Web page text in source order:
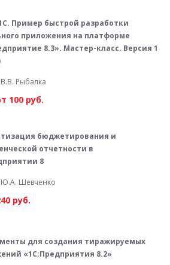
Пример быстрой разработки
приложения на платформе
8.3». Мастер-класс. Версия 1
Рыбалка
100 руб.
бюджетирования и
отчетности в
8
Ю.А. Шевченко
руб.
для создания тиражируемых
«1С:Предприятия 8.2»